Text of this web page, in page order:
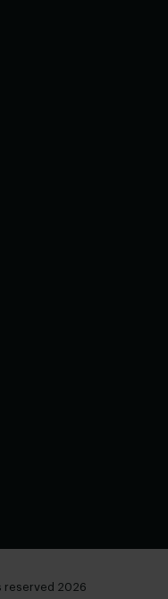
reserved 2026